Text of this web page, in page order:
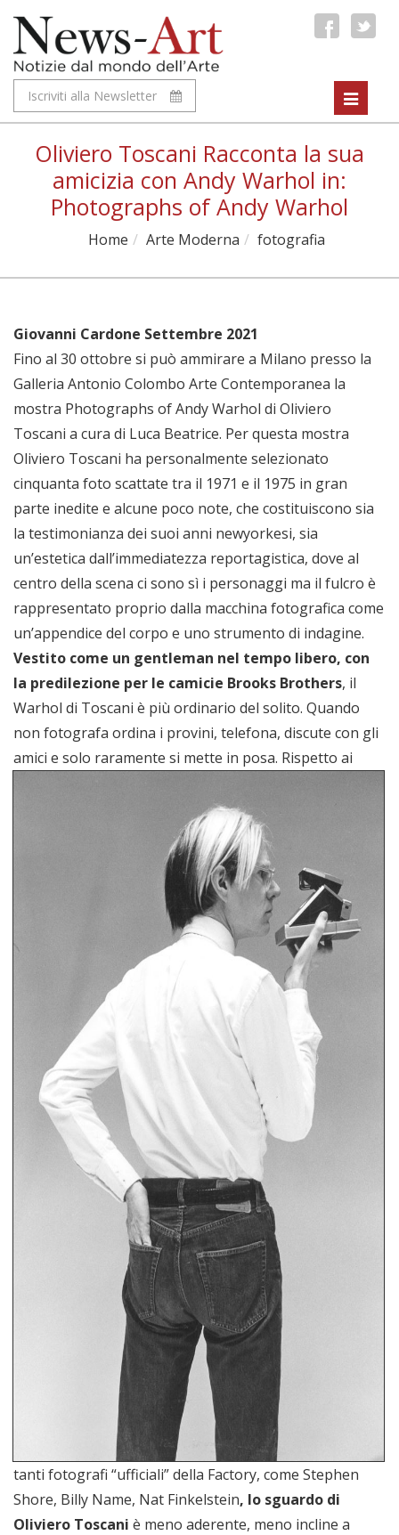
Iscriviti alla Newsletter
Toggle
Oliviero Toscani Racconta la sua
amicizia con Andy Warhol in:
Photographs of Andy Warhol
Home Arte Moderna fotografia
Giovanni Cardone Settembre 2021
Fino al 30 ottobre si può ammirare a Milano presso la
Galleria Antonio Colombo Arte Contemporanea la
mostra Photographs of Andy Warhol di Oliviero
Toscani a cura di Luca Beatrice. Per questa mostra
Oliviero Toscani ha personalmente selezionato
cinquanta foto scattate tra il 1971 e il 1975 in gran
parte inedite e alcune poco note, che costituiscono sia
la testimonianza dei suoi anni newyorkesi, sia
un’estetica dall’immediatezza reportagistica, dove al
centro della scena ci sono sì i personaggi ma il fulcro è
rappresentato proprio dalla macchina fotografica come
un’appendice del corpo e uno strumento di indagine.
Vestito come un gentleman nel tempo libero, con
la predilezione per le camicie Brooks Brothers, il
Warhol di Toscani è più ordinario del solito. Quando
non fotografa ordina i provini, telefona, discute con gli
amici e solo raramente si mette in posa. Rispetto ai
tanti fotografi “ufficiali” della Factory, come Stephen
Shore, Billy Name, Nat Finkelstein, lo sguardo di
Oliviero Toscani è meno aderente, meno incline a